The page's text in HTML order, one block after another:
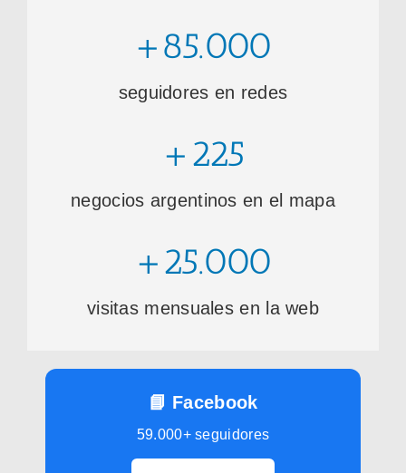
+85.000
seguidores en redes
+225
negocios argentinos en el mapa
+25.000
visitas mensuales en la web
📘 Facebook
59.000+ seguidores